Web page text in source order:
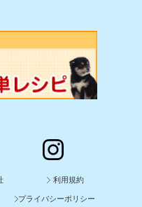
利用規約
プライバシーポリシー